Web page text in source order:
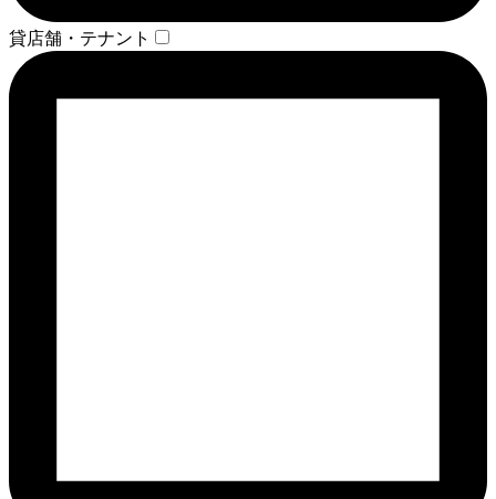
貸店舗・テナント